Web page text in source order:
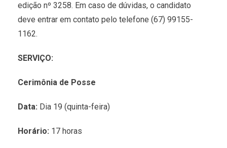
edição nº 3258. Em caso de dúvidas, o candidato
deve entrar em contato pelo telefone (67) 99155-
1162.
SERVIÇO:
Cerimônia de Posse
Data: Dia 19 (quinta-feira)
Horário: 17 horas